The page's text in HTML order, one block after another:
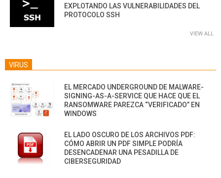
EXPLOTANDO LAS VULNERABILIDADES DEL
PROTOCOLO SSH
VIEW ALL
VIRUS
EL MERCADO UNDERGROUND DE MALWARE-
SIGNING-AS-A-SERVICE QUE HACE QUE EL
RANSOMWARE PAREZCA “VERIFICADO” EN
WINDOWS
EL LADO OSCURO DE LOS ARCHIVOS PDF:
CÓMO ABRIR UN PDF SIMPLE PODRÍA
DESENCADENAR UNA PESADILLA DE
CIBERSEGURIDAD